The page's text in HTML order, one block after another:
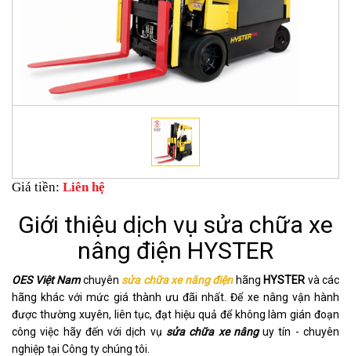
Giá tiền: Liên hệ
Giới thiệu dịch vụ sửa chữa xe
nâng điện HYSTER
OES Việt Namchuyên sửa chữa xe nâng điệnhãng HYSTER và các
hãng khác với mức giá thành ưu đãi nhất. Để xe nâng vận hành
được thường xuyên, liên tục, đạt hiệu quả để không làm gián đoạn
công việc hãy đến với dịch vụ sửa chữa xe nânguy tín - chuyên
nghiệp tại Công ty chúng tôi.